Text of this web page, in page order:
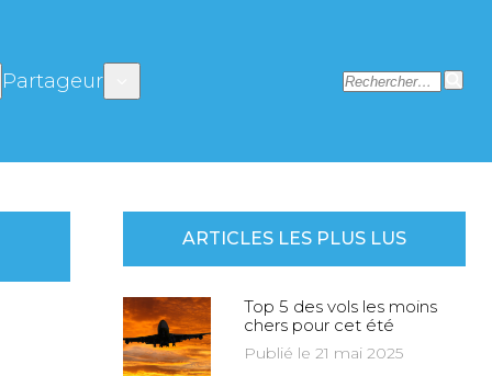
Partageur
ARTICLES LES PLUS LUS
Top 5 des vols les moins
chers pour cet été
Publié le 21 mai 2025